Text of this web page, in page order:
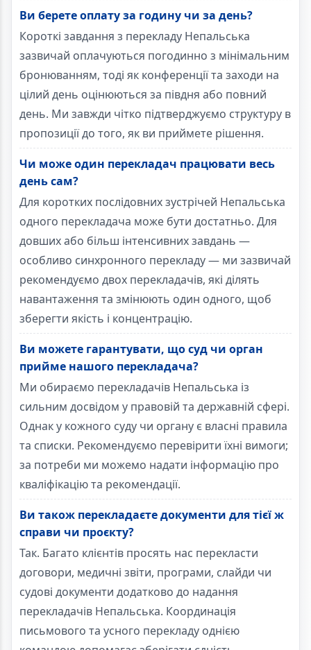
Ви берете оплату за годину чи за день?
Короткі завдання з перекладу Непальська
зазвичай оплачуються погодинно з мінімальним
бронюванням, тоді як конференції та заходи на
цілий день оцінюються за півдня або повний
день. Ми завжди чітко підтверджуємо структуру в
пропозиції до того, як ви приймете рішення.
Чи може один перекладач працювати весь
день сам?
Для коротких послідовних зустрічей Непальська
одного перекладача може бути достатньо. Для
довших або більш інтенсивних завдань —
особливо синхронного перекладу — ми зазвичай
рекомендуємо двох перекладачів, які ділять
навантаження та змінюють один одного, щоб
зберегти якість і концентрацію.
Ви можете гарантувати, що суд чи орган
прийме нашого перекладача?
Ми обираємо перекладачів Непальська із
сильним досвідом у правовій та державній сфері.
Однак у кожного суду чи органу є власні правила
та списки. Рекомендуємо перевірити їхні вимоги;
за потреби ми можемо надати інформацію про
кваліфікацію та рекомендації.
Ви також перекладаєте документи для тієї ж
справи чи проєкту?
Так. Багато клієнтів просять нас перекласти
договори, медичні звіти, програми, слайди чи
судові документи додатково до надання
перекладачів Непальська. Координація
письмового та усного перекладу однією